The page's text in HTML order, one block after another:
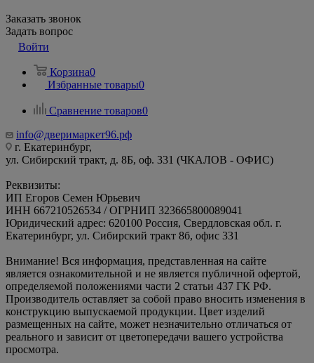
Заказать звонок
Задать вопрос
Войти
Корзина0
Избранные товары0
Сравнение товаров0
info@дверимаркет96.рф
г. Екатеринбург,
ул. Сибирский тракт, д. 8Б, оф. 331 (ЧКАЛОВ - ОФИС)
Реквизиты:
ИП Егоров Семен Юрьевич
ИНН 667210526534 / ОГРНИП 323665800089041
Юридический адрес: 620100 Россия, Свердловская обл. г.
Екатеринбург, ул. Сибирский тракт 8б, офис 331
Внимание! Вся информация, представленная на сайте
является ознакомительной и не является публичной офертой,
определяемой положениями части 2 статьи 437 ГК РФ.
Производитель оставляет за собой право вносить изменения в
конструкцию выпускаемой продукции. Цвет изделий
размещенных на сайте, может незначительно отличаться от
реального и зависит от цветопередачи вашего устройства
просмотра.